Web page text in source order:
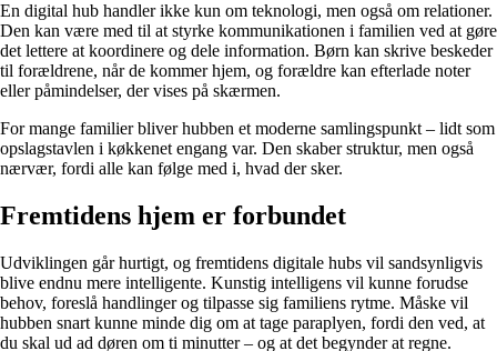
En digital hub handler ikke kun om teknologi, men også om relationer.
Den kan være med til at styrke kommunikationen i familien ved at gøre
det lettere at koordinere og dele information. Børn kan skrive beskeder
til forældrene, når de kommer hjem, og forældre kan efterlade noter
eller påmindelser, der vises på skærmen.
For mange familier bliver hubben et moderne samlingspunkt – lidt som
opslagstavlen i køkkenet engang var. Den skaber struktur, men også
nærvær, fordi alle kan følge med i, hvad der sker.
Fremtidens hjem er forbundet
Udviklingen går hurtigt, og fremtidens digitale hubs vil sandsynligvis
blive endnu mere intelligente. Kunstig intelligens vil kunne forudse
behov, foreslå handlinger og tilpasse sig familiens rytme. Måske vil
hubben snart kunne minde dig om at tage paraplyen, fordi den ved, at
du skal ud ad døren om ti minutter – og at det begynder at regne.